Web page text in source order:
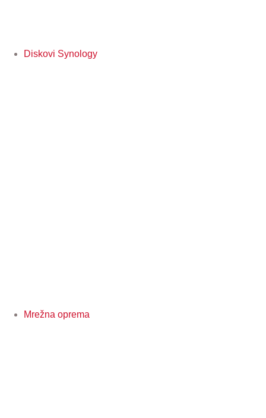
Diskovi Synology
Mrežna oprema